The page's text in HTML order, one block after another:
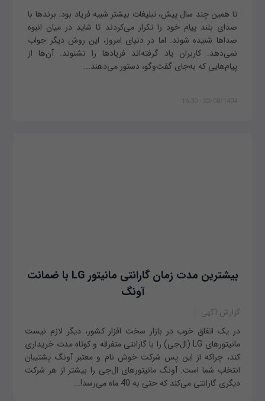
تا همین چند سال پیش، تبلیغات بیشتر شبیه فریاد بود. برندها با
صدای بلند پیام خود را تکرار می‌کردند تا شاید در میان انبوه
صداها شنیده شوند. اما در دنیای امروز، این روش دیگر جواب
نمی‌دهد. کاربران یاد گرفته‌اند فریادها را نشنوند. آن‌ها از
پیام‌هایی که به‌جای گفت‌وگو، دستور می‌دهند...
22/08/1404 - 16:30
بیشترین مدت زمان گارانتی مانیتور LG با ضمانت
آونگ
گزارش آگهی
در یک اتفاق خوب در بازار سخت افزار کشور، دیگر لازم نیست
مانیتورهای LG (ال‌جی) را با گارانتی متفرقه و کوتاه مدت خریداری
کند، چراکه از این پس شرکت خوش نام و معتبر آونگ پشتیبان
انتخاب شما است. آونگ مانیتورهای ال‌جی را بیشتر از هر شرکت
دیگری گارانتی می‌کند که حتی به 40 ماه می‌رسد!...